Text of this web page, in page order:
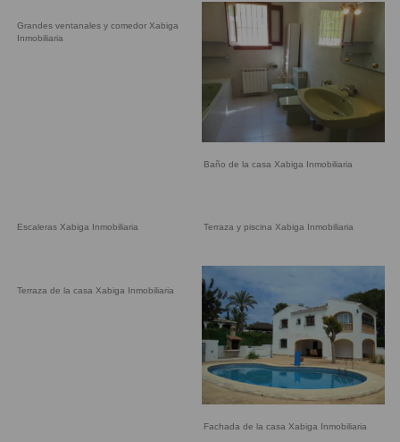
Grandes ventanales y comedor Xabiga
Inmobiliaria
Baño de la casa Xabiga Inmobiliaria
Escaleras Xabiga Inmobiliaria Terraza y piscina Xabiga Inmobiliaria
Terraza de la casa Xabiga Inmobiliaria
Fachada de la casa Xabiga Inmobiliaria